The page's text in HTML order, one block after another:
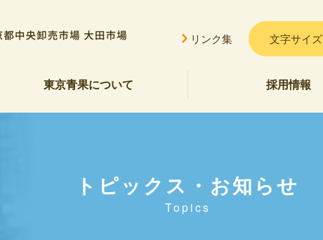
リンク集 文字サイズ
東京青果について
長挨拶
社概要
会貢献
算公告
部ご案内
クセス
社会的勢力に対する基本方針
採用情報
トピックス・お知らせ
Topics